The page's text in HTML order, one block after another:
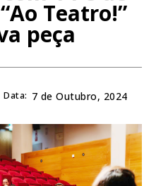
Teatro!”
peça
Data: 7 de Outubro, 2024